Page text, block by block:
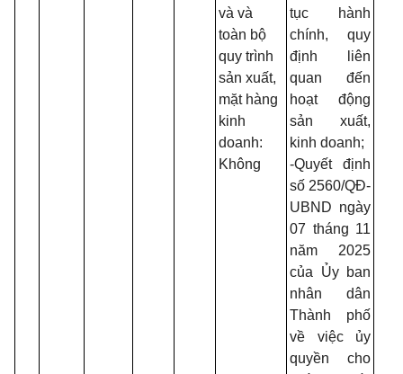
và và
toàn bộ
quy trình
sản xuất,
mặt hàng
kinh
doanh:
Không
tục hành
chính, quy
định liên
quan đến
hoạt động
sản xuất,
kinh doanh;
-Quyết định
số 2560/QĐ-
UBND ngày
07 tháng 11
năm 2025
của Ủy ban
nhân dân
Thành phố
về việc ủy
quyền cho